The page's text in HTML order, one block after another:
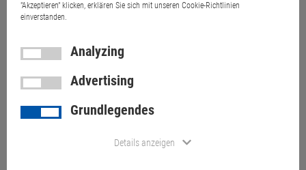
Weiter einkaufen
Check Point U-30 Firewall
Security Appliance Gigabit
Ethernet
"Akzeptieren" klicken, erklären Sie sich mit unseren Cookie-Richtlinien
einverstanden.
Analyzing
Advertising
Grundlegendes
Details anzeigen